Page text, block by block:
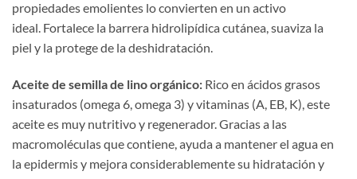
propiedades emolientes lo convierten en un activo
ideal. Fortalece la barrera hidrolipídica cutánea, suaviza la
piel y la protege de la deshidratación.
Aceite de semilla de lino orgánico: Rico en ácidos grasos
insaturados (omega 6, omega 3) y vitaminas (A, EB, K), este
aceite es muy nutritivo y regenerador. Gracias a las
macromoléculas que contiene, ayuda a mantener el agua en
la epidermis y mejora considerablemente su hidratación y